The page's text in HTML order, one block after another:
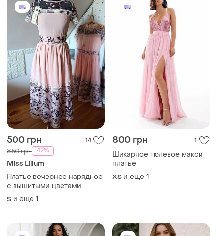
500 грн 14
850 грн -42%
Miss Lilium
Платье вечернее нарядное
с вышитыми цветами
платье нарядное для
S и еще 1
800 грн 1
Шикарное тюлевое макси
платье
ХS и еще 1